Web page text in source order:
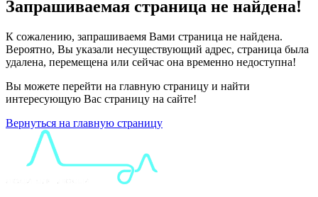
Запрашиваемая страница не найдена!
К сожалению, запрашиваемя Вами страница не найдена.
Вероятно, Вы указали несуществующий адрес, страница была
удалена, перемещена или сейчас она временно недоступна!
Вы можете перейти на главную страницу и найти
интересующую Вас страницу на сайте!
Вернуться на главную страницу